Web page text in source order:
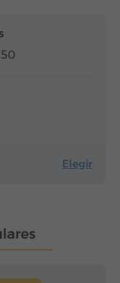
Elegir